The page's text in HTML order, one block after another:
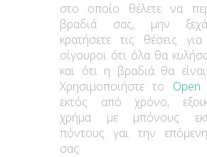
στο οποίο θέλετε να
βραδιά σας, μην
κρατήσετε τις θέσεις
σίγουροι ότι όλα θα
και ότι η βραδιά θα
Χρησιμοποιήστε το Open
εκτός από χρόνο,
χρήμα με μπόνους
πόντους γαι την
σας.